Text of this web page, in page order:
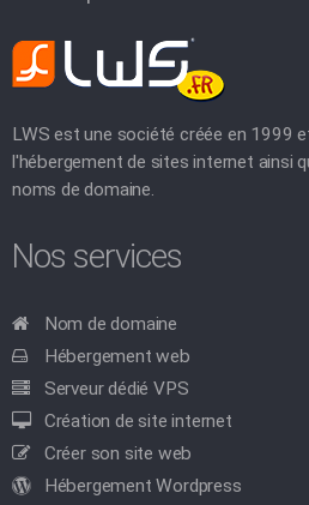
LWS est une société créée en 1999
l'hébergement de sites internet ainsi
noms de domaine.
Nos services
Nom de domaine
Hébergement web
Serveur dédié VPS
Création de site internet
Créer son site web
Hébergement Wordpress